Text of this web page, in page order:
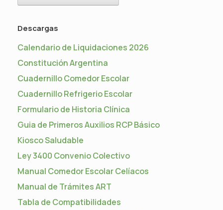
Descargas
Calendario de Liquidaciones 2026
Constitución Argentina
Cuadernillo Comedor Escolar
Cuadernillo Refrigerio Escolar
Formulario de Historia Clínica
Guia de Primeros Auxilios RCP Básico
Kiosco Saludable
Ley 3400 Convenio Colectivo
Manual Comedor Escolar Celíacos
Manual de Trámites ART
Tabla de Compatibilidades